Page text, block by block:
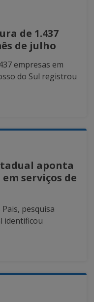
de 1.437
de julho
empresas em
do Sul registrou
aponta
serviços de
pesquisa
identificou